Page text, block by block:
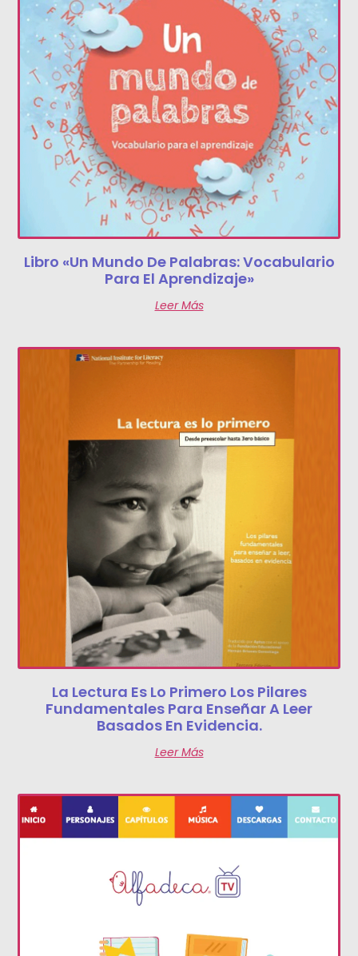
Libro «Un Mundo De Palabras: Vocabulario
Para El Aprendizaje»
Leer Más
La Lectura Es Lo Primero Los Pilares
Fundamentales Para Enseñar A Leer
Basados En Evidencia.
Leer Más